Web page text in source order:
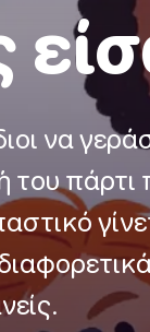
να
του πάρτι